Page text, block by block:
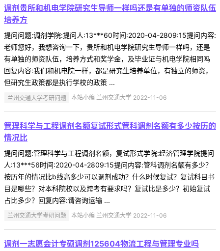
调剂贵所和机电学院研究生导师一样吗还是有单独的师资队伍
培养方
提问问题:调剂学院:提问人:13***60时间:2020-04-2809:15提问内容:
老师您好，我想咨询一下，贵所和机电学院研究生导师一样吗，还是
有单独的师资队伍，培养方式和奖学金，及毕业证与机电学院相同吗
回复内容:我们和机电院一样，都是研究生培养单位，有独立的师资，
但研究生政策都是执行学校的政策 ...
兰州交通大学考研问题 本站小编 兰州交通大学 2022-11-06
管理科学与工程调剂名额复试形式管科调剂名额有多少按历的
情况比
提问问题:管理科学与工程调剂名额，复试形式学院:经济管理学院提问
人:13***56时间:2020-04-2809:15提问内容:管科调剂名额有多少？
按历年的情况比b线高多少可以调剂成功？什么时候复试？复试科目书
目是哪些？对本科院校以及跨考有要求吗？复试比是多少？初始复试
占比多少？回复内容:请咨询运输 ...
兰州交通大学考研问题 本站小编 兰州交通大学 2022-11-06
调剂一志愿会计专硕调剂125604物流工程与管理专业吗